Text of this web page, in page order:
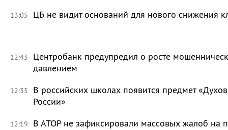
13:05 ЦБ не видит оснований для нового снижения
12:43
Центробанк предупредил о росте
давлением
12:35
В российских школах появится предмет
России»
12:19 В АТОР не зафиксировали массовых жалоб на